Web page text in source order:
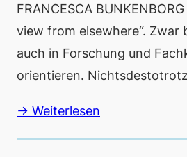
FRANCESCA
view from elsewhere“. Zwar
auch in Forschung und
orientieren.
→ Weiterlesen